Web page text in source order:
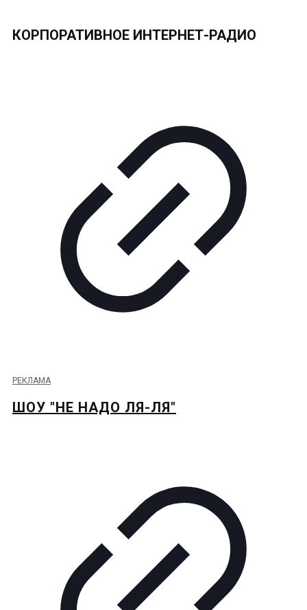
КОРПОРАТИВНОЕ ИНТЕРНЕТ-РАДИО
РЕКЛАМА
ШОУ "НЕ НАДО ЛЯ-ЛЯ"